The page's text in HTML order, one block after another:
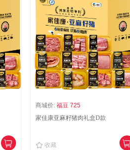
商城价: 福豆 725
家佳康亚麻籽猪肉礼盒D款
收藏